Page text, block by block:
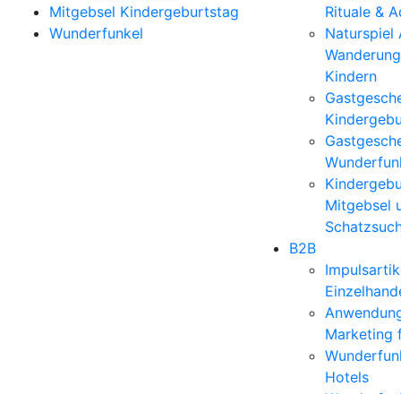
Mitgebsel Kindergeburtstag
Wunderfunkel
Rituale &
Naturspiel
Kindern
Mitgebsel
B2B
Marketing
Hotels